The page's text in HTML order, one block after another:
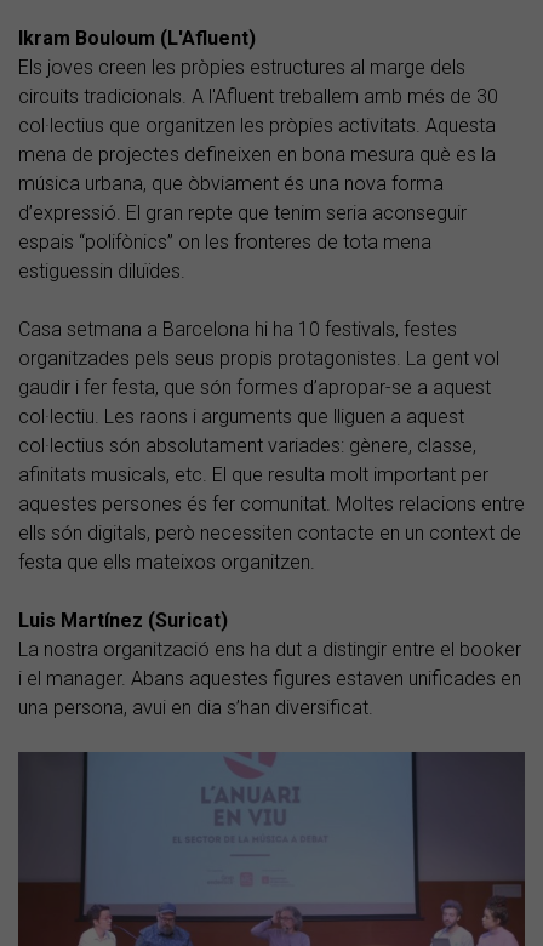
Ikram Bouloum (L'Afluent)
Els joves creen les pròpies estructures al marge dels
circuits tradicionals. A l'Afluent treballem amb més de 30
col·lectius que organitzen les pròpies activitats. Aquesta
mena de projectes defineixen en bona mesura què es la
música urbana, que òbviament és una nova forma
d’expressió. El gran repte que tenim seria aconseguir
espais “polifònics” on les fronteres de tota mena
estiguessin diluïdes.
Casa setmana a Barcelona hi ha 10 festivals, festes
organitzades pels seus propis protagonistes. La gent vol
gaudir i fer festa, que són formes d’apropar-se a aquest
col·lectiu. Les raons i arguments que lliguen a aquest
col·lectius són absolutament variades: gènere, classe,
afinitats musicals, etc. El que resulta molt important per
aquestes persones és fer comunitat. Moltes relacions entre
ells són digitals, però necessiten contacte en un context de
festa que ells mateixos organitzen.
Luis Martínez (Suricat)
La nostra organització ens ha dut a distingir entre el booker
i el manager. Abans aquestes figures estaven unificades en
una persona, avui en dia s’han diversificat.